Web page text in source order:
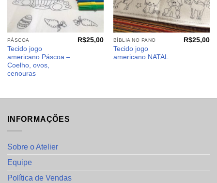
PÁSCOA
Tecido jogo
americano Páscoa –
Coelho, ovos,
cenouras
R$25,00 BÍBLIA NO PANO
Tecido jogo
americano NATAL
R$25,00
INFORMAÇÕES
Sobre o Atelier
Equipe
Política de Vendas